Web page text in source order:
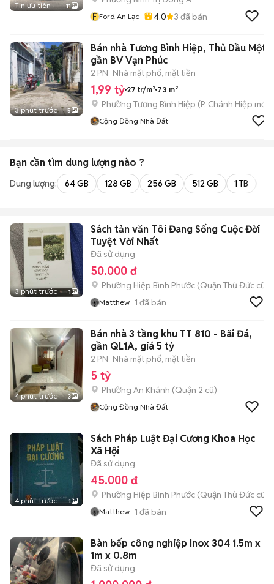
Tin ưu tiên 11
F Ford An Lạc 4.0 3 đã bán
3 phút trước 5
Bán nhà Tương Bình Hiệp, Thủ Dầu Một,
gần BV Vạn Phúc
2 PN Nhà mặt phố, mặt tiền
1,99 tỷ 27 tr/m² 73 m²
Phường Tương Bình Hiệp (P. Chánh Hiệp mới)
Cộng Đồng Nhà Đất
Bạn cần tìm dung lượng nào ?
Dung lượng: 64 GB 128 GB 256 GB 512 GB 1 TB
3 phút trước 1
Sách tản văn Tôi Đang Sống Cuộc Đời
Tuyệt Vời Nhất
Đã sử dụng
50.000 đ
Phường Hiệp Bình Phước (Quận Thủ Đức cũ)
Matthew 1 đã bán
4 phút trước 3
Bán nhà 3 tầng khu TT 810 - Bãi Đá,
gần QL1A, giá 5 tỷ
2 PN Nhà mặt phố, mặt tiền
5 tỷ
Phường An Khánh (Quận 2 cũ)
Cộng Đồng Nhà Đất
4 phút trước 1
Sách Pháp Luật Đại Cương Khoa Học
Xã Hội
Đã sử dụng
45.000 đ
Phường Hiệp Bình Phước (Quận Thủ Đức cũ)
Matthew 1 đã bán
Bàn bếp công nghiệp Inox 304 1.5m x
1m x 0.8m
Đã sử dụng